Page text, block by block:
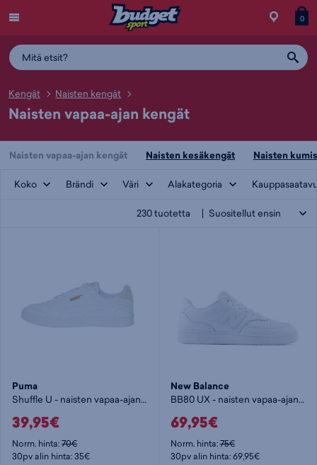
Siirry
0
Kengät Naisten kengät
Naisten vapaa-ajan kengät
Naisten vapaa-ajan kengät Naisten kesäkengät Naisten
Koko Brändi Väri Alakategoria
230tuotetta
Puma
Shuffle U - naisten vapaa-ajankengät
39,95€
Norm. hinta:70€
30pv alin hinta: 35€
New Balance
BB80 UX - naisten vapaa-ajankengät
69,95€
Norm. hinta:75€
30pv alin hinta: 69,95€